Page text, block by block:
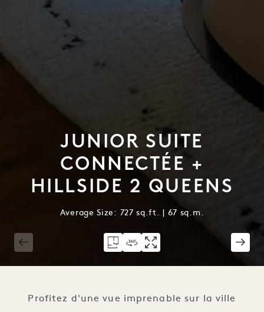
JUNIOR SUITE
CONNECTÉE +
HILLSIDE 2 QUEENS
Average Size: 727 sq.ft. | 67 sq.m.
Profitez d'une vue imprenable sur la ville